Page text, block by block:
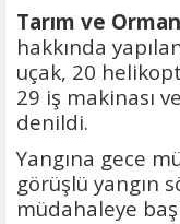
Tarım ve
hakkında
uçak, 20
29 iş makinası
denildi.
Yangına gece
görüşlü yangın
müdahaleye